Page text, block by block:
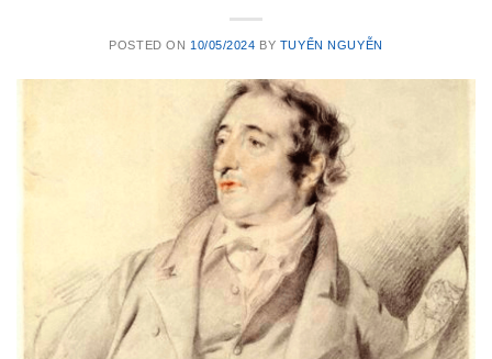
POSTED ON 10/05/2024 BY TUYỂN NGUYỄN